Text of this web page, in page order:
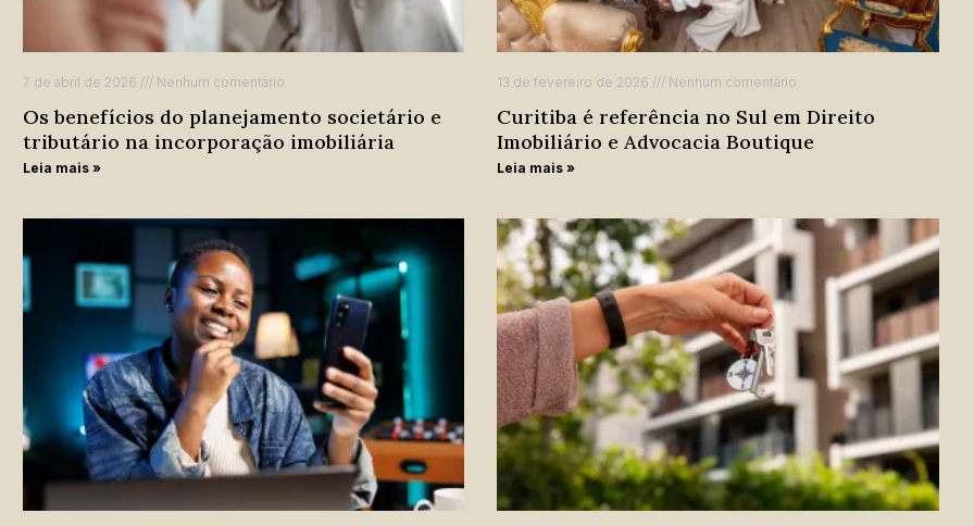
7 de abril de 2026 Nenhum comentário
Os benefícios do planejamento societário e
tributário na incorporação imobiliária
Leia mais »
13 de fevereiro de 2026 Nenhum comentário
Curitiba é referência no Sul em Direito
Imobiliário e Advocacia Boutique
Leia mais »